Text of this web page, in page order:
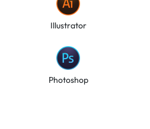
Illustrator
Photoshop